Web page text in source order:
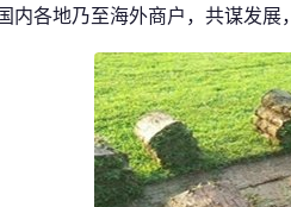
各地乃至海外商户，共谋发展